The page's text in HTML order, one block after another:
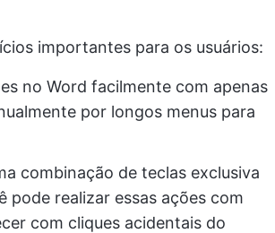
importantes para os usuários:
no Word facilmente com apenas
por longos menus para
combinação de teclas exclusiva
pode realizar essas ações com
com cliques acidentais do